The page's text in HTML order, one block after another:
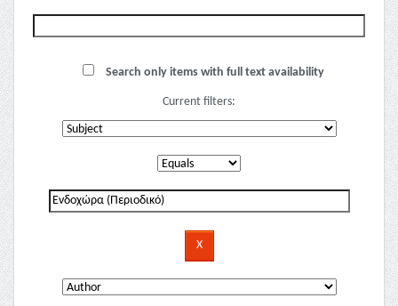
Search only items with full text availability
Current filters: